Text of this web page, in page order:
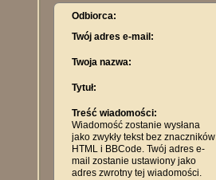
Odbiorca:
Twój adres e-mail:
Twoja nazwa:
Tytuł:
Treść wiadomości:
Wiadomość zostanie wysłana
jako zwykły tekst bez znaczników
HTML i BBCode. Twój adres e-
mail zostanie ustawiony jako
adres zwrotny tej wiadomości.